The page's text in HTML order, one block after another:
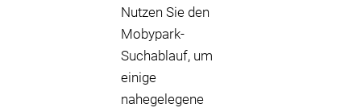
Nutzen Sie den
Mobypark-
Suchablauf, um
einige
nahegelegene